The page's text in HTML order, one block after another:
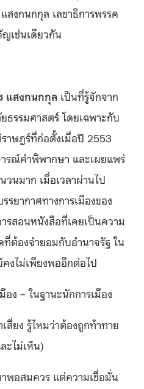
งกนกกุล เลขาธิการพรรค
เช่นเดียวกัน
แสงกนกกุล เป็นที่รู้จักจาก
ธรรมศาสตร์ โดยเฉพาะกับ
าษฎร์ที่ก่อตั้งเมื่อปี 2553
รณ์คำพิพากษา และเผยแพร่
นมาก เมื่อเวลาผ่านไป
รยากาศทางการเมืองของ
รสอนหนังสือที่เคยเป็นความ
ต้องจำยอมกับอำนาจรัฐ ใน
งไม่เพียงพออีกต่อไป
อง – ในฐานะนักการเมือง
สี่ยง รู้ไหมว่าต้องถูกท้าทาย
ะไม่เห็น)
พอสมควร แต่ความเชื่อมั่น